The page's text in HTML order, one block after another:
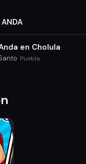
en Cholula
· Puebla